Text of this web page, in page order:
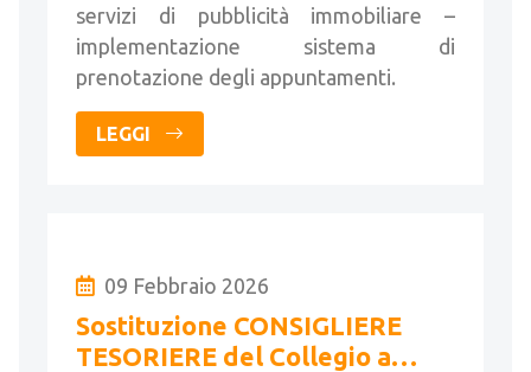
servizi di pubblicità immobiliare –
implementazione sistema di
prenotazione degli appuntamenti.
LEGGI
09 Febbraio 2026
Sostituzione CONSIGLIERE
TESORIERE del Collegio a